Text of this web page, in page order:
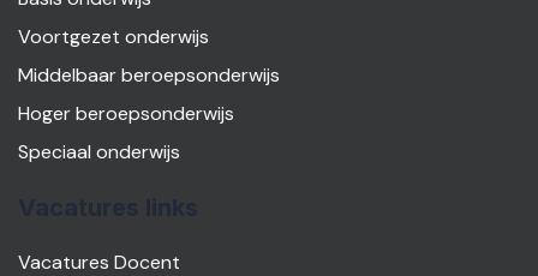
Voortgezet onderwijs
Middelbaar beroepsonderwijs
Hoger beroepsonderwijs
Speciaal onderwijs
Vacatures Docent